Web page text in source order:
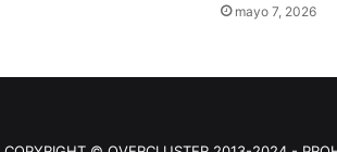
mayo 7, 2026